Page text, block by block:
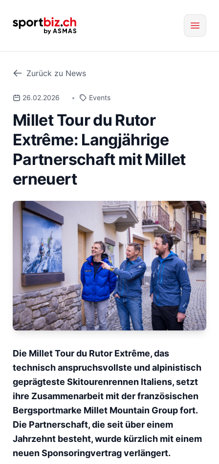
Zurück zu News
26.02.2026 • Events
Millet Tour du Rutor
Extrême: Langjährige
Partnerschaft mit Millet
erneuert
Die Millet Tour du Rutor Extrême, das
technisch anspruchsvollste und alpinistisch
geprägteste Skitourenrennen Italiens, setzt
ihre Zusammenarbeit mit der französischen
Bergsportmarke Millet Mountain Group fort.
Die Partnerschaft, die seit über einem
Jahrzehnt besteht, wurde kürzlich mit einem
neuen Sponsoringvertrag verlängert.